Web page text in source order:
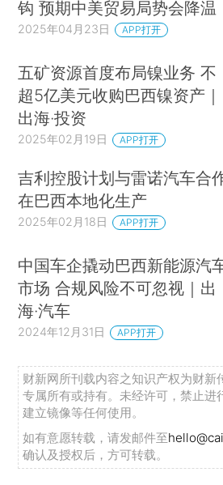
钩 预期中美贸易局势会降温
2025年04月23日 APP打开
五矿资源首度布局镍业务 不
超5亿美元收购巴西镍资产｜
出海·投资
2025年02月19日 APP打开
吉利控股计划与雷诺汽车合
在巴西本地化生产
2025年02月18日 APP打开
中国车企撬动巴西新能源汽
市场 合规风险不可忽视｜出
海·汽车
2024年12月31日 APP打开
财新网所刊载内容之知识产权为财新
专属所有或持有。未经许可，禁止进
建立镜像等任何使用。
如有意愿转载，请发邮件至
确认及授权后，方可转载。